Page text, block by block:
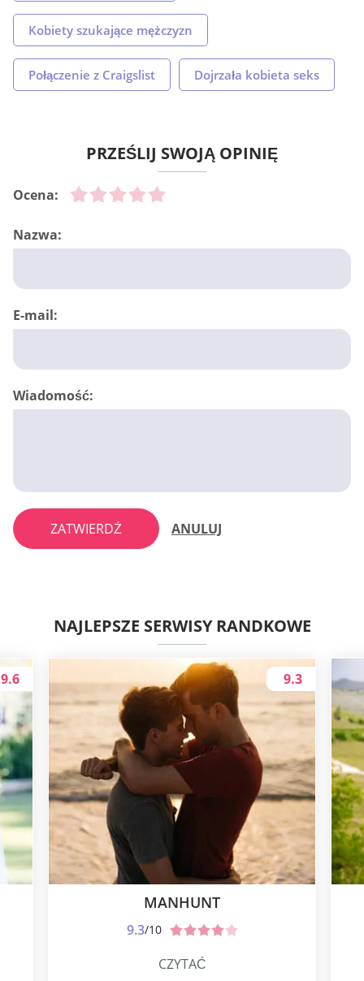
Kobiety szukające mężczyzn
Połączenie z Craigslist Dojrzała kobieta seks
PRZEŚLIJ SWOJĄ OPINIĘ
Ocena:
Nazwa:
E-mail:
Wiadomość:
ZATWIERDŹ ANULUJ
NAJLEPSZE SERWISY RANDKOWE
9.6
MANHUNT
9.3/10
9.3
CZYTAĆ